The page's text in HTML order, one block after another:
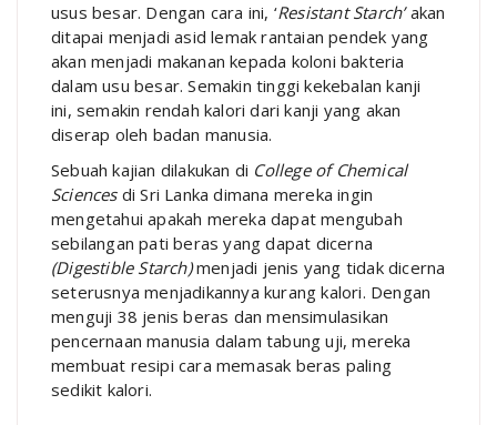
usus besar. Dengan cara ini, ‘Resistant Starch’akan
ditapai menjadi asid lemak rantaian pendek yang
akan menjadi makanan kepada koloni bakteria
dalam usu besar. Semakin tinggi kekebalan kanji
ini, semakin rendah kalori dari kanji yang akan
diserap oleh badan manusia.
Sebuah kajian dilakukan di College of Chemical
Sciencesdi Sri Lanka dimana mereka ingin
mengetahui apakah mereka dapat mengubah
sebilangan pati beras yang dapat dicerna
(Digestible Starch)menjadi jenis yang tidak dicerna
seterusnya menjadikannya kurang kalori. Dengan
menguji 38 jenis beras dan mensimulasikan
pencernaan manusia dalam tabung uji, mereka
membuat resipi cara memasak beras paling
sedikit kalori.